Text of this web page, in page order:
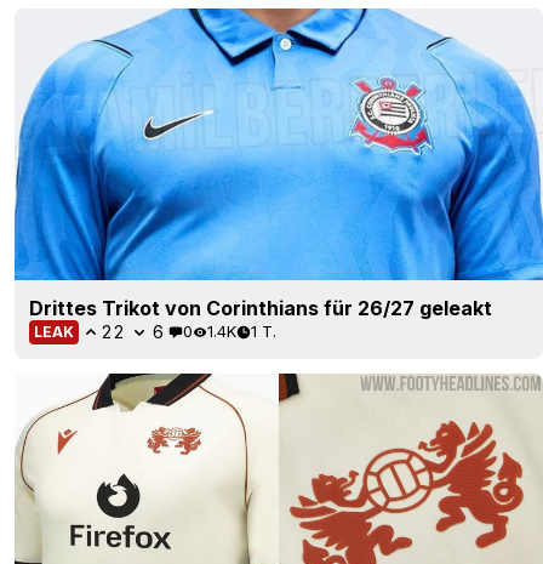
Drittes Trikot von Corinthians für 26/27 geleakt
LEAK 22 6 0 1.4K 1 T.